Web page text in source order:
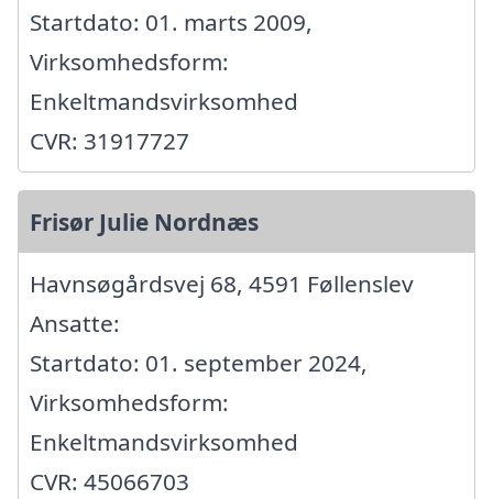
Startdato: 01. marts 2009,
Virksomhedsform:
Enkeltmandsvirksomhed
CVR: 31917727
Frisør Julie Nordnæs
Havnsøgårdsvej 68, 4591 Føllenslev
Ansatte:
Startdato: 01. september 2024,
Virksomhedsform:
Enkeltmandsvirksomhed
CVR: 45066703